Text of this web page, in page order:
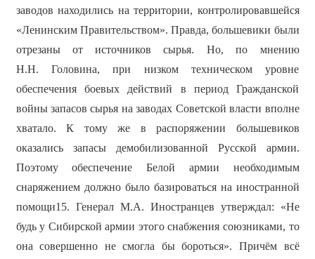
заводов находились на территории, контролировавшейся
«Ленинским Правительством». Правда, большевики были
отрезаны от источников сырья. Но, по мнению
Н.Н. Головина, при низком техническом уровне
обеспечения боевых действий в период Гражданской
войны запасов сырья на заводах Советской власти вполне
хватало. К тому же в распоряжении большевиков
оказались запасы демобилизованной Русской армии.
Поэтому обеспечение Белой армии необходимым
снаряжением должно было базироваться на иностранной
помощи15. Генерал М.А. Иностранцев утверждал: «Не
будь у Сибирской армии этого снабжения союзниками, то
она совершенно не смогла бы бороться». Причём всё